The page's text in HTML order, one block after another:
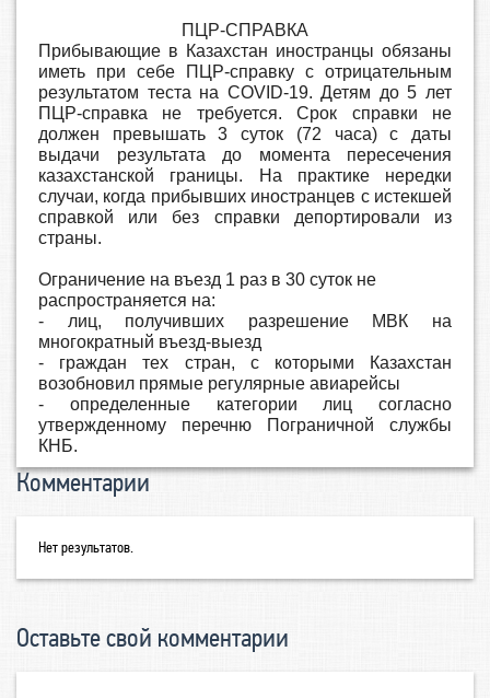
ПЦР-СПРАВКА
Прибывающие в Казахстан иностранцы обязаны
иметь при себе ПЦР-справку с отрицательным
результатом теста на COVID-19. Детям до 5 лет
ПЦР-справка не требуется.Срок справки не
должен превышать 3 суток (72 часа) c даты
выдачи результата до момента пересечения
казахстанской границы. На практике нередки
случаи, когда прибывших иностранцев с истекшей
справкой или без справки депортировали из
страны.
Ограничение на въезд 1 раз в 30 суток не
распространяется на:
- лиц, получивших разрешение МВК на
многократный въезд-выезд
- граждан тех стран, с которыми Казахстан
возобновил прямые регулярные авиарейсы
- определенные категории лиц согласно
утвержденному перечню Пограничной службы
КНБ.
Комментарии
Нет результатов.
Оставьте свой комментарии